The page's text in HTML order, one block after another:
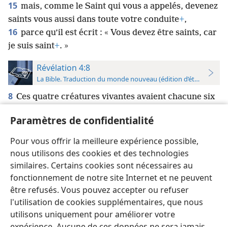
Paramètres de confidentialité
Pour vous offrir la meilleure expérience possible,
nous utilisons des cookies et des technologies
similaires. Certains cookies sont nécessaires au
fonctionnement de notre site Internet et ne peuvent
être refusés. Vous pouvez accepter ou refuser
l'utilisation de cookies supplémentaires, que nous
utilisons uniquement pour améliorer votre
15 mais, comme le Saint qui vous a appelés, devenez
saints vous aussi dans toute votre conduite+,
16 parce qu’il est écrit : « Vous devez être saints, car
je suis saint+. »
Révélation 4:8
La Bible. Traduction du monde nouveau (édition d’étude)
8 Ces quatre créatures vivantes avaient chacune six
dessous+. Et jour et nuit, elles disent sans arrêt :
« Saint, saint, saint est Jéhovah
* +
Dieu, le Tout-
Puissant, qui était et qui est et qui vient+. »
Français Préférences